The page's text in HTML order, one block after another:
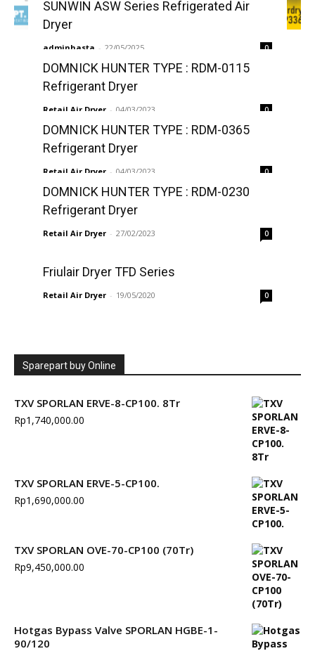
SUNWIN ASW Series Refrigerated Air
Dryer
adminhasta - 22/05/2025 0
DOMNICK HUNTER TYPE : RDM-0115
Refrigerant Dryer
Retail Air Dryer - 04/03/2023 0
DOMNICK HUNTER TYPE : RDM-0365
Refrigerant Dryer
Retail Air Dryer - 04/03/2023 0
DOMNICK HUNTER TYPE : RDM-0230
Refrigerant Dryer
Retail Air Dryer - 27/02/2023 0
Friulair Dryer TFD Series
Retail Air Dryer - 19/05/2020 0
Sparepart buy Online
TXV SPORLAN ERVE-8-CP100. 8Tr
Rp1,740,000.00
TXV SPORLAN ERVE-5-CP100.
Rp1,690,000.00
TXV SPORLAN OVE-70-CP100 (70Tr)
Rp9,450,000.00
Hotgas Bypass Valve SPORLAN HGBE-1-
90/120